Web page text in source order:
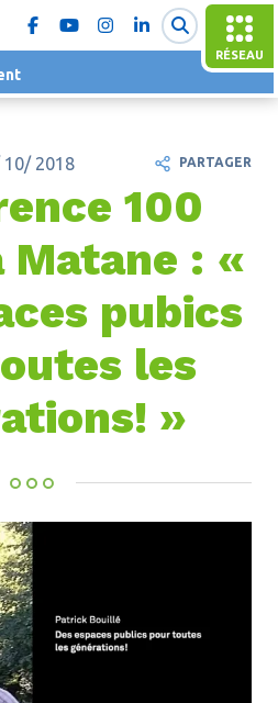
RÉSEAU
10/ 2018
100
Matane : «
pubics
les
»
PARTAGER